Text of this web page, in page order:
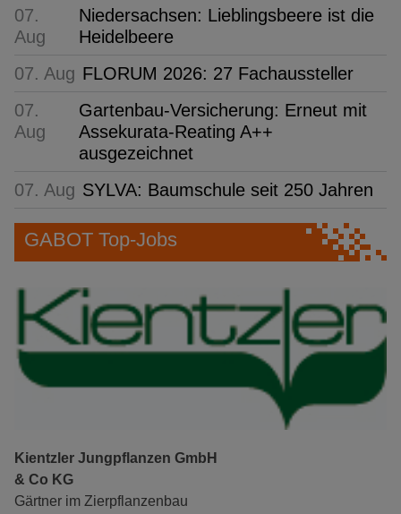
07.
Aug
Niedersachsen: Lieblingsbeere ist die
Heidelbeere
07. Aug FLORUM 2026: 27 Fachaussteller
07.
Aug
Gartenbau-Versicherung: Erneut mit
Assekurata-Reating A++
ausgezeichnet
07. Aug SYLVA: Baumschule seit 250 Jahren
GABOT Top-Jobs
Kientzler Jungpflanzen GmbH
& Co KG
Gärtner im Zierpflanzenbau